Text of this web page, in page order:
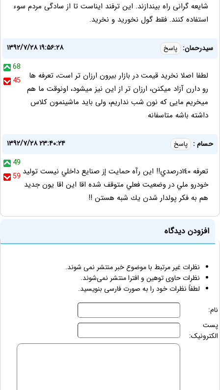
شایعه گرانی راه بیندازند. این ترفند ایناست تا از سادگی مردم سوء
استفاده کنند. فقط گول نخورید و نخرید.
سیدرحمان: پاسخ
۱۳۹۲/۷/۲۸ ۱۹:۵۶:۲۸
68
45
لطفا اصلا نخرید قیمت در بازار بیرون ارزان تر است، تعرفه ها
رو دارن آزاد میکنن، ارزان تر از این نیز میشود، اونوقت ما هم
میخریم مایی که نون شب نداریم، ولی باید ماشینمون کلاس
داشته باشه متاسفانه
حسام : پاسخ
۱۳۹۲/۷/۲۸ ۲۳:۴۰:۲۴
49
59 تعرفه ١٤٠درصدي!! اين رآه حمايت إز صنايع داخلي نيست توليد
خودرو ملي در وضعيت فعلي متوقف شده اقا اين اقا يون جديد
هم به فكر پولدار شدن يك شبه هستن !!
افزودن دیدگاه
نظرات غیر مرتبط با موضوع خبر منتشر نمی شوند.
نظرات حاوی توهین و افترا منتشر نمی‌شوند.
لطفاً نظرات خود را به صورت فارسی بنویسید.
نام:
پست
الکترونیک: